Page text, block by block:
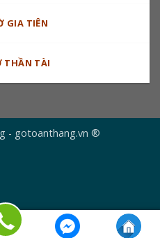
GIA TIÊN
THẦN TÀI
- gotoanthang.vn ®